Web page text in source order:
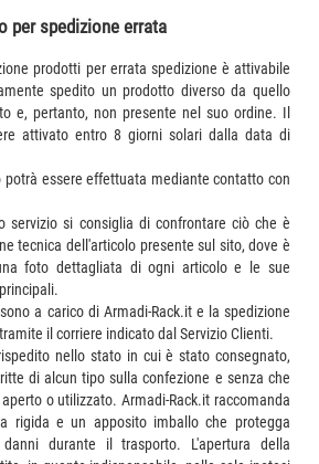
per spedizione errata
prodotti per errata spedizione è attivabile
spedito un prodotto diverso da quello
e, pertanto, non presente nel suo ordine. Il
attivato entro 8 giorni solari dalla data di
potrà essere effettuata mediante contatto con
servizio si consiglia di confrontare ciò che è
tecnica dell'articolo presente sul sito, dove è
foto dettagliata di ogni articolo e le sue
a carico di Armadi-Rack.it e la spedizione
il corriere indicato dal Servizio Clienti.
nello stato in cui è stato consegnato,
di alcun tipo sulla confezione e senza che
o utilizzato. Armadi-Rack.it raccomanda
rigida e un apposito imballo che protegga
durante il trasporto. L'apertura della